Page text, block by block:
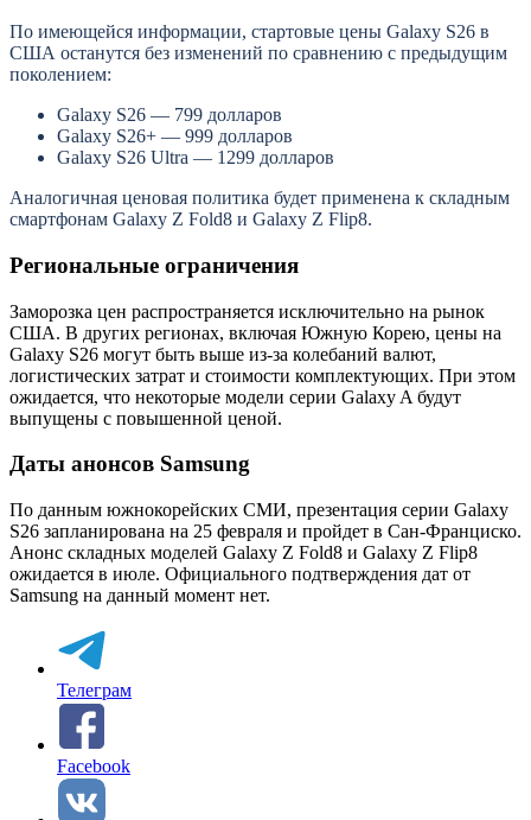
По имеющейся информации, стартовые цены Galaxy S26 в
США останутся без изменений по сравнению с предыдущим
поколением:
Galaxy S26 — 799 долларов
Galaxy S26+ — 999 долларов
Galaxy S26 Ultra — 1299 долларов
Аналогичная ценовая политика будет применена к складным
смартфонам Galaxy Z Fold8 и Galaxy Z Flip8.
Региональные ограничения
Заморозка цен распространяется исключительно на рынок
США. В других регионах, включая Южную Корею, цены на
Galaxy S26 могут быть выше из-за колебаний валют,
логистических затрат и стоимости комплектующих. При этом
ожидается, что некоторые модели серии Galaxy A будут
выпущены с повышенной ценой.
Даты анонсов Samsung
По данным южнокорейских СМИ, презентация серии Galaxy
S26 запланирована на 25 февраля и пройдет в Сан-Франциско.
Анонс складных моделей Galaxy Z Fold8 и Galaxy Z Flip8
ожидается в июле. Официального подтверждения дат от
Samsung на данный момент нет.
Телеграм
Facebook